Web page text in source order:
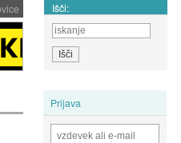
Išči:
Prijava